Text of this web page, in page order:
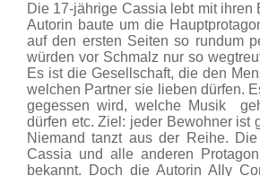
Die 17-jährige Cassia lebt mit
Autorin baute um die
auf den ersten Seiten so rundum
würden vor Schmalz nur so
Es ist die Gesellschaft, die den
welchen Partner sie lieben dürfen.
gegessen wird, welche Musik
dürfen etc. Ziel: jeder Bewohner ist
Niemand tanzt aus der Reihe.
Cassia und alle anderen
bekannt. Doch die Autorin Ally